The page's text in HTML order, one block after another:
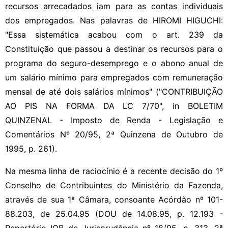
recursos arrecadados iam para as contas individuais
dos empregados. Nas palavras de HIROMI HIGUCHI:
"Essa sistemática acabou com o art. 239 da
Constituição que passou a destinar os recursos para o
programa do seguro-desemprego e o abono anual de
um salário mínimo para empregados com remuneração
mensal de até dois salários mínimos" ("CONTRIBUIÇÃO
AO PIS NA FORMA DA LC 7/70", in BOLETIM
QUINZENAL - Imposto de Renda - Legislação e
Comentários Nº 20/95, 2ª Quinzena de Outubro de
1995, p. 261).
Na mesma linha de raciocínio é a recente decisão do 1º
Conselho de Contribuintes do Ministério da Fazenda,
através de sua 1ª Câmara, consoante Acórdão nº 101-
88.203, de 25.04.95 (DOU de 14.08.95, p. 12.193 -